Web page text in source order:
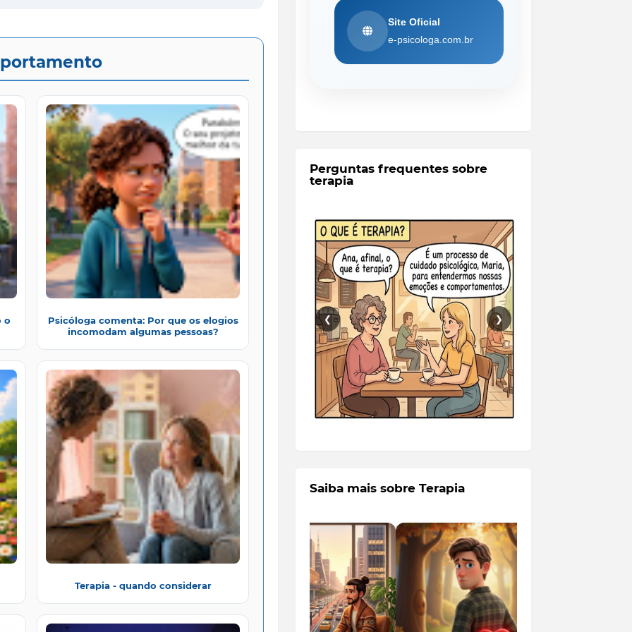
o
Psicóloga comenta: Por que os elogios
incomodam algumas pessoas?
Terapia - quando considerar
Site Oficial
e-psicologa.com.br
Perguntas frequentes sobre
terapia
❮ ❯
Saiba mais sobre Terapia